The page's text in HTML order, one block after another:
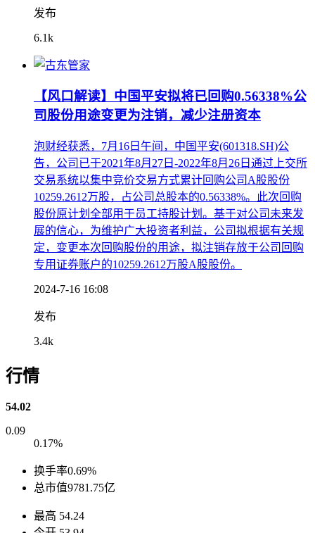
发布
6.1k
【风口解读】中国平安拟将已回购0.56338%公
司股份用途变更为注销，减少注册资本
泡财经获悉，7月16日午间，中国平安(601318.SH)公
告，公司已于2021年8月27日-2022年8月26日通过上交所
交易系统以集中竞价交易方式累计回购公司A股股份
10259.2612万股，占公司总股本的0.56338%。此次回购
股份原计划全部用于员工持股计划。基于对公司未来发
展的信心，为维护广大投资者利益，公司拟根据有关规
定，变更本次回购股份的用途，拟注销存放于公司回购
专用证券账户的10259.2612万股A股股份。
2024-7-16 16:08
发布
3.4k
行情
54.02
0.09
0.17%
换手率0.69%
总市值9781.75亿
最高 54.24